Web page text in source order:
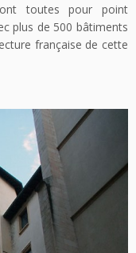
toutes pour point
plus de 500 bâtiments
française de cette